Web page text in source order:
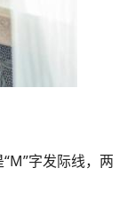
字发际线，两